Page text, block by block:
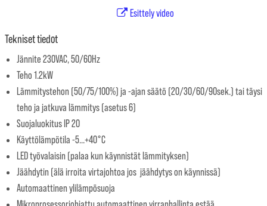
Esittely video
Tekniset tiedot
Jännite 230VAC, 50/60Hz
Teho 1.2kW
Lämmitystehon (50/75/100%) ja -ajan säätö (20/30/60/90sek.) tai täysi
teho ja jatkuva lämmitys (asetus 6)
Suojaluokitus IP 20
Käyttölämpötila -5...+40°C
LED työvalaisin (palaa kun käynnistät lämmityksen)
Jäähdytin (älä irroita virtajohtoa jos jäähdytys on käynnissä)
Automaattinen ylilämpösuoja